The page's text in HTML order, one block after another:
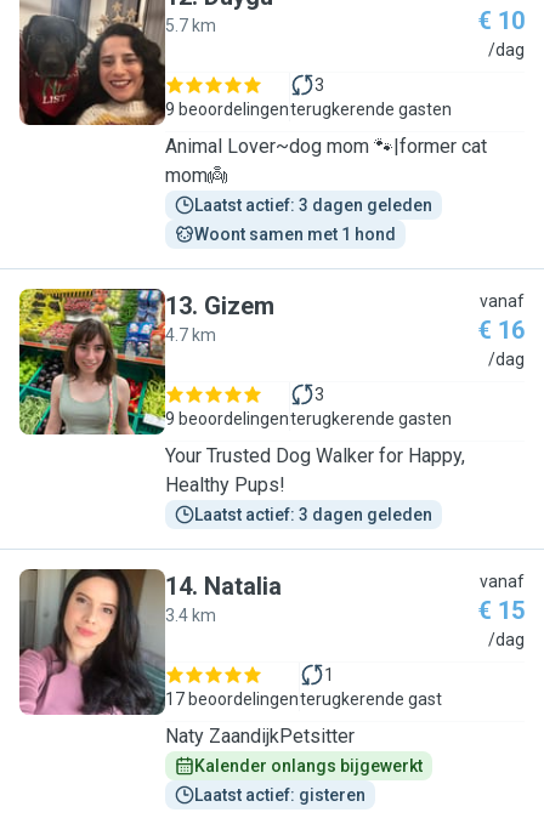
D
5.7 km € 10
/dag
9 beoordelingen
3
terugkerende gasten
Animal Lover~dog mom 🐾|former cat
mom👼
Laatst actief: 3 dagen geleden
Woont samen met 1 hond
G
13. Gizem
4.7 km
vanaf
€ 16
/dag
9 beoordelingen
3
terugkerende gasten
Your Trusted Dog Walker for Happy,
Healthy Pups!
Laatst actief: 3 dagen geleden
N
14. Natalia
3.4 km
vanaf
€ 15
/dag
17 beoordelingen
1
terugkerende gast
Naty ZaandijkPetsitter
Kalender onlangs bijgewerkt
Laatst actief: gisteren